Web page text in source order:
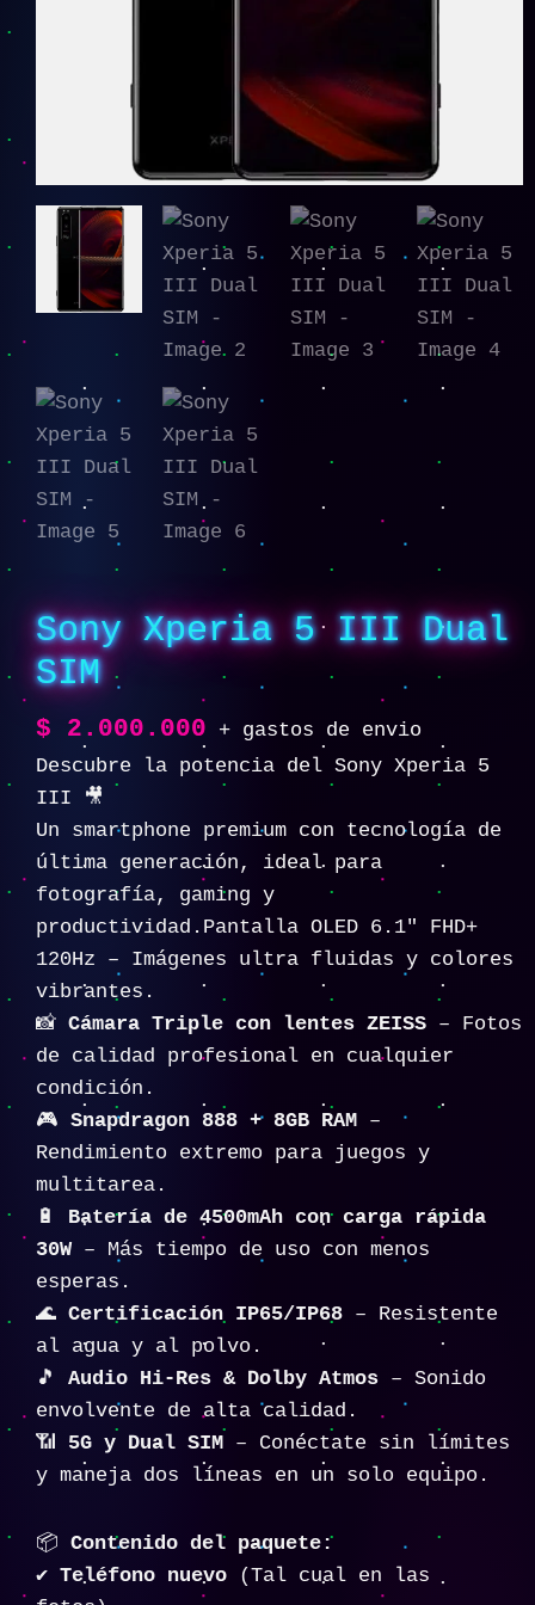
Sony Xperia 5 III Dual
SIM
$ 2.000.000
+ gastos de envio
Descubre la potencia del Sony Xperia 5
III 🎥
Un smartphone premium con tecnología de
última generación, ideal para
fotografía, gaming y
productividad.Pantalla OLED 6.1″ FHD+
120Hz – Imágenes ultra fluidas y colores
vibrantes.
📸 Cámara Triple con lentes ZEISS – Fotos
de calidad profesional en cualquier
condición.
🎮 Snapdragon 888 + 8GB RAM –
Rendimiento extremo para juegos y
multitarea.
🔋 Batería de 4500mAh con carga rápida
30W– Más tiempo de uso con menos
esperas.
🌊 Certificación IP65/IP68 – Resistente
al agua y al polvo.
🎵 Audio Hi-Res & Dolby Atmos – Sonido
envolvente de alta calidad.
📶 5G y Dual SIM – Conéctate sin límites
y maneja dos líneas en un solo equipo.
📦 Contenido del paquete:
✔️ Teléfono nuevo (Tal cual en las